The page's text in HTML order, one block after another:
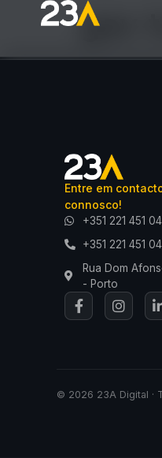
gav
Entre em
connosco!
+351 221 451
+351 221 451
Rua Dom
- Porto
© 2026 23A Digital ·